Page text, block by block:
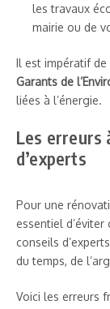
les travaux
mairie ou de
Il est impératif
Garants de
liées à l’énergie.
Les erreurs
d’experts
Pour une
essentiel
conseils
du temps, de
Voici les erreurs